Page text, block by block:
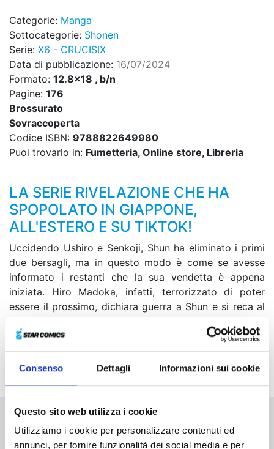
Consenso Dettagli Informazioni sui cookie
Questo sito web utilizza i cookie
Utilizziamo i cookie per personalizzare contenuti ed
annunci, per fornire funzionalità dei social media e per
Categorie: Manga
Sottocategorie: Shonen
Serie: X6 - CRUCISIX
Data di pubblicazione: 16/07/2024
Formato: 12.8x18 , b/n
Pagine: 176
Brossurato
Sovraccoperta
Codice ISBN: 9788822649980
Puoi trovarlo in: Fumetteria, Online store, Libreria
LA SERIE RIVELAZIONE CHE HA
SPOPOLATO IN GIAPPONE,
ALL'ESTERO E SU TIKTOK!
Uccidendo Ushiro e Senkoji, Shun ha eliminato i primi
due bersagli, ma in questo modo è come se avesse
informato i restanti che la sua vendetta è appena
iniziata. Hiro Madoka, infatti, terrorizzato di poter
essere il prossimo, dichiara guerra a Shun e si reca al
volta lì, però, si imbatte in Kaname e così decide di
“punirla” nel peggiore dei modi... Cosa farà ora Shun
per ripagare Madoka della stessa medaglia?
Altri volumi della serie